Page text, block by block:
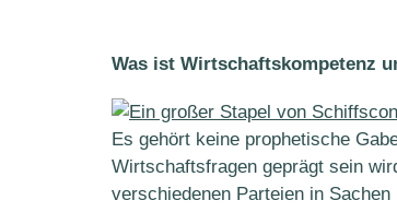
Was ist Wirtschaftskompetenz
Es gehört keine prophetische
Wirtschaftsfragen geprägt sein
verschiedenen Parteien in